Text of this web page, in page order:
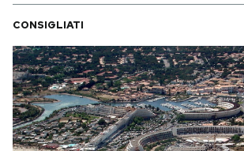
AREA PERSONALE
Area Personale
Newsletter
Notifiche mobile
Regala il Post
CONSIGLIATI